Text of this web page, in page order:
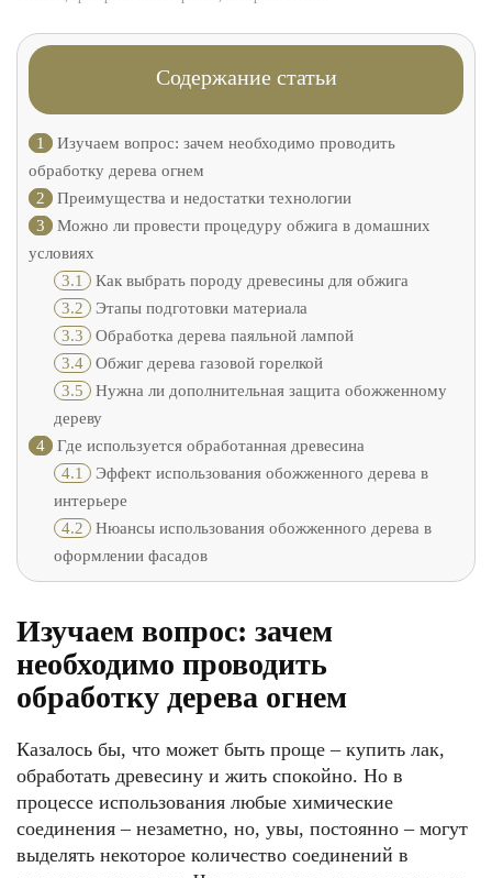
Содержание статьи
1
Изучаем вопрос: зачем необходимо проводить
обработку дерева огнем
2
Преимущества и недостатки технологии
3
Можно ли провести процедуру обжига в домашних
условиях
3.1 Как выбрать породу древесины для обжига
3.2 Этапы подготовки материала
3.3 Обработка дерева паяльной лампой
3.4 Обжиг дерева газовой горелкой
3.5 Нужна ли дополнительная защита обожженному
дереву
4
Где используется обработанная древесина
4.1 Эффект использования обожженного дерева в
интерьере
4.2 Нюансы использования обожженного дерева в
оформлении фасадов
Изучаем вопрос: зачем
необходимо проводить
обработку дерева огнем
Казалось бы, что может быть проще – купить лак,
обработать древесину и жить спокойно. Но в
процессе использования любые химические
соединения – незаметно, но, увы, постоянно – могут
выделять некоторое количество соединений в